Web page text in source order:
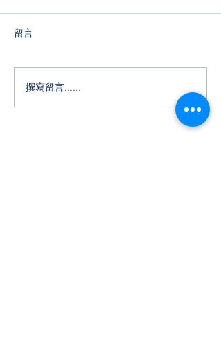
大地教育學生於冰球賽事
及普通話表現亮眼
留言
撰寫留言......